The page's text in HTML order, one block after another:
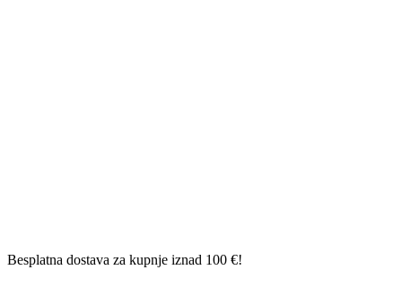
Besplatna dostava za kupnje iznad 100 €!